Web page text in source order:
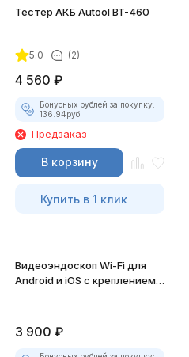
Тестер АКБ Autool BT-460
5.0 (2)
4 560 ₽
Бонусных рублей за покупку:
136.94руб.
Предзаказ
В корзину
Купить в 1 клик
Видеоэндоскоп Wi-Fi для
Android и iOS с креплением
3 900 ₽